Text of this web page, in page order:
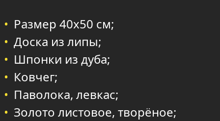
Размер 40х50 см;
Доска из липы;
Шпонки из дуба;
Ковчег;
Паволока, левкас;
Золото листовое, творёное;